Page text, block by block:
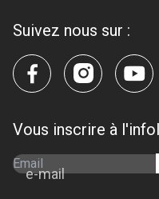
Suivez nous sur :
Vous inscrire à
e-mail